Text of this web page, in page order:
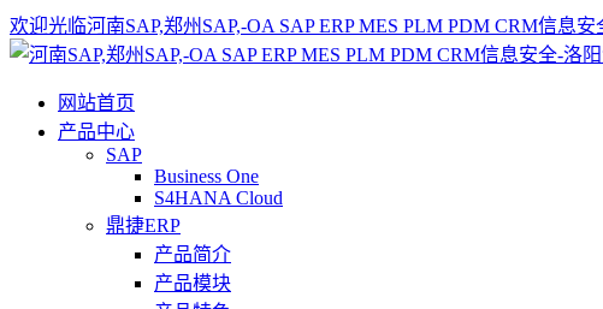
欢迎光临河南SAP,郑州SAP,-OA SAP ERP MES PLM PDM CRM信息
网站首页
产品中心
SAP
Business One
S4HANA Cloud
鼎捷ERP
产品简介
产品模块